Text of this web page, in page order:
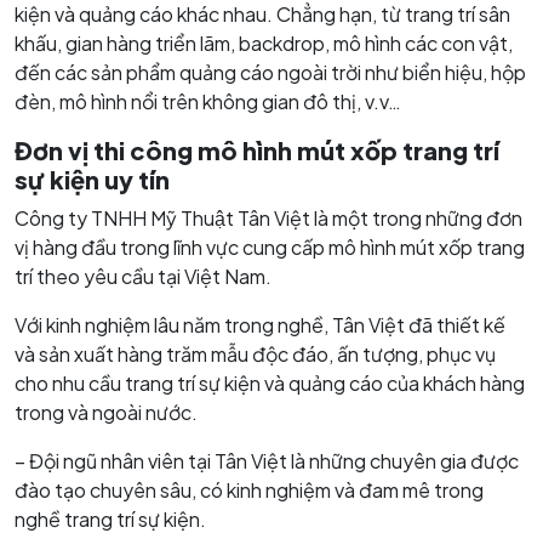
kiện và quảng cáo khác nhau. Chẳng hạn, từ trang trí sân
khấu, gian hàng triển lãm, backdrop, mô hình các con vật,
đến các sản phẩm quảng cáo ngoài trời như biển hiệu, hộp
đèn, mô hình nổi trên không gian đô thị, v.v…
Đơn vị thi công mô hình mút xốp trang trí
sự kiện uy tín
Công ty TNHH Mỹ Thuật Tân Việt là một trong những đơn
vị hàng đầu trong lĩnh vực cung cấp mô hình mút xốp trang
trí theo yêu cầu tại Việt Nam.
Với kinh nghiệm lâu năm trong nghề, Tân Việt đã thiết kế
và sản xuất hàng trăm mẫu độc đáo, ấn tượng, phục vụ
cho nhu cầu trang trí sự kiện và quảng cáo của khách hàng
trong và ngoài nước.
– Đội ngũ nhân viên tại Tân Việt là những chuyên gia được
đào tạo chuyên sâu, có kinh nghiệm và đam mê trong
nghề trang trí sự kiện.